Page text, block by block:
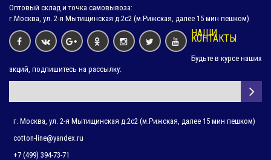
Наволочка из страйп-сатина с ушками ШАМПАНЬ (70х70)
614 руб.307 руб.
Наволочка из страйп-сатина БЕЛАЯ (50х70)
484 руб.
Наволочка из страйп-сатина БЕЛАЯ (70х70)
Оптовый склад и точка самовывоза:
г.Москва, ул. 2-я Мытищинская д.2с2 (м.Рижская, далее 15 мин пешком)
НАШИ
КОНТАКТЫ
Будьте в курсе наших
акций, подпишитесь на рассылку:
г. Москва, ул. 2-я Мытищинская д.2с2 (м.Рижская, далее 15 мин пешком)
cotton-line@yandex.ru
+7 (499) 394-73-71